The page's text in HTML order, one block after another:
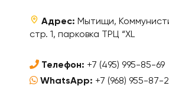
Адрес: Мытищи,
стр. 1, парковка ТРЦ “XL
Телефон: +7 (495) 995-85-69
WhatsApp: +7 (968) 955-87-